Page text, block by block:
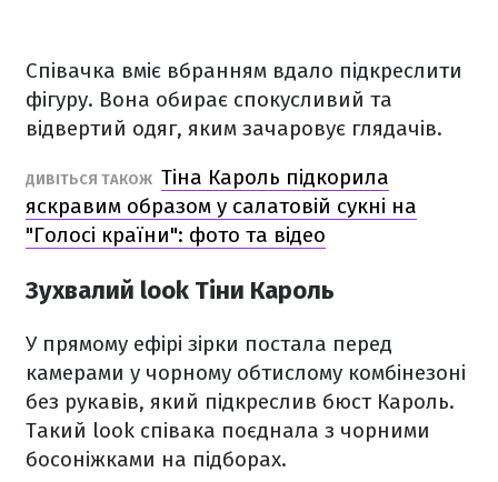
Співачка вміє вбранням вдало підкреслити
фігуру. Вона обирає спокусливий та
відвертий одяг, яким зачаровує глядачів.
ДИВІТЬСЯ ТАКОЖ Тіна Кароль підкорила
яскравим образом у салатовій сукні на
"Голосі країни": фото та відео
Зухвалий look Тіни Кароль
У прямому ефірі зірки постала перед
камерами у чорному обтислому комбінезоні
без рукавів, який підкреслив бюст Кароль.
Такий look співака поєднала з чорними
босоніжками на підборах.